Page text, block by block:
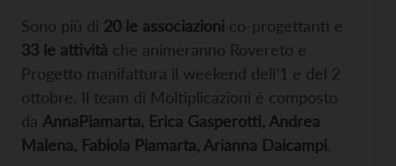
Sono più di 20 le associazioni co-progettanti e
33 le attività che animeranno Rovereto e
Progetto manifattura il weekend dell’1 e del 2
ottobre. Il team di Moltiplicazioni è composto
da AnnaPiamarta, Erica Gasperotti, Andrea
Malena, Fabiola Piamarta, Arianna Daicampi.